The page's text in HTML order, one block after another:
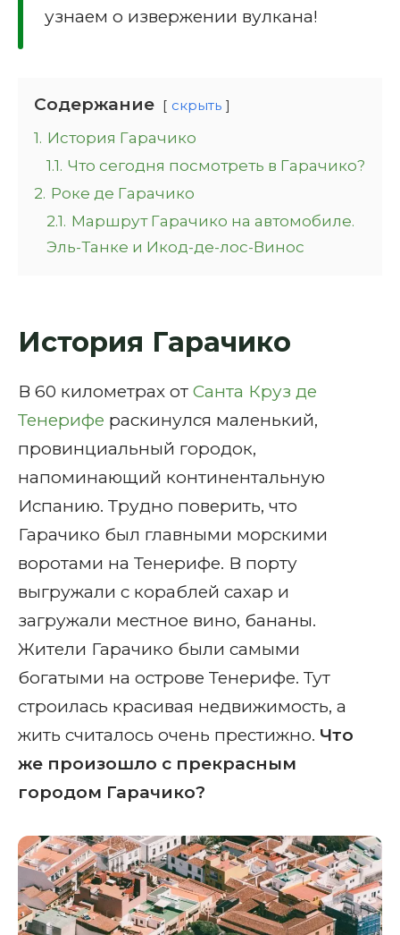
узнаем о извержении вулкана!
Содержание скрыть
1. История Гарачико
1.1. Что сегодня посмотреть в Гарачико?
2. Роке де Гарачико
2.1. Маршрут Гарачико на автомобиле.
Эль-Танке и Икод-де-лос-Винос
История Гарачико
В 60 километрах от Санта Круз де
Тенерифе раскинулся маленький,
провинциальный городок,
напоминающий континентальную
Испанию. Трудно поверить, что
Гарачико был главными морскими
воротами на Тенерифе. В порту
выгружали с кораблей сахар и
загружали местное вино, бананы.
Жители Гарачико были самыми
богатыми на острове Тенерифе. Тут
строилась красивая недвижимость, а
жить считалось очень престижно. Что
же произошло с прекрасным
городом Гарачико?